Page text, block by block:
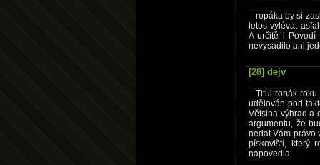
ropáka by si
letos vylévat
A určitě i Povodí
nevysadilo ani
[28] dejv
Titul ropák
udělován pod
Větsina výhrad a
argumentu, že
nedat Vám právo
pískovišti, který
napovedla.